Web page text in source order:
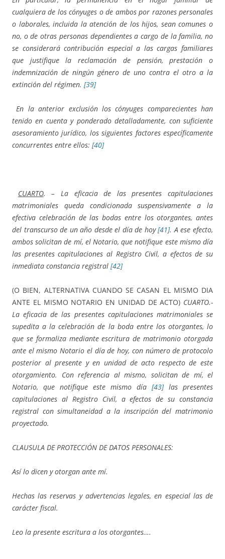
cualquiera de los cónyuges o de ambos por razones personales
o laborales, incluida la atención de los hijos, sean comunes o
no, o de otras personas dependientes a cargo de la familia, no
se considerará contribución especial a las cargas familiares
que justifique la reclamación de pensión, prestación o
indemnización de ningún género de uno contra el otro a la
extinción del régimen. [39]
En la anterior exclusión los cónyuges comparecientes han
tenido en cuenta y ponderado detalladamente, con suficiente
asesoramiento jurídico, los siguientes factores específicamente
concurrentes entre ellos: [40]
CUARTO. – La eficacia de las presentes capitulaciones
matrimoniales queda condicionada suspensivamente a la
efectiva celebración de las bodas entre los otorgantes, antes
del transcurso de un año desde el día de hoy[41]. A ese efecto,
ambos solicitan de mí, el Notario, que notifique este mismo día
las presentes capitulaciones al Registro Civil, a efectos de su
inmediata constancia registral [42]
(O BIEN, ALTERNATIVA CUANDO SE CASAN EL MISMO DIA
ANTE EL MISMO NOTARIO EN UNIDAD DE ACTO) CUARTO.-
La eficacia de las presentes capitulaciones matrimoniales se
supedita a la celebración de la boda entre los otorgantes, lo
que se formaliza mediante escritura de matrimonio otorgada
ante el mismo Notario el día de hoy, con número de protocolo
posterior al presente y en unidad de acto respecto de este
otorgamiento. Con referencia al mismo, solicitan de mí, el
Notario, que notifique este mismo día [43]las presentes
capitulaciones al Registro Civil, a efectos de su constancia
registral con simultaneidad a la inscripción del matrimonio
proyectado.
CLAUSULA DE PROTECCIÓN DE DATOS PERSONALES:
Así lo dicen y otorgan ante mí.
Hechas las reservas y advertencias legales, en especial las de
carácter fiscal.
Leo la presente escritura a los otorgantes….